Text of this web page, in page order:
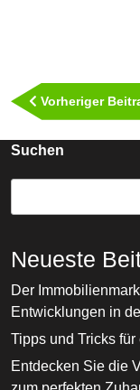
Vorheriger
Suchen
Neueste
Der
Entwicklungen in
Tipps und Tricks
Entdecken Sie die